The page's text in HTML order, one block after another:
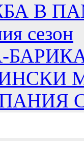
В
сезон